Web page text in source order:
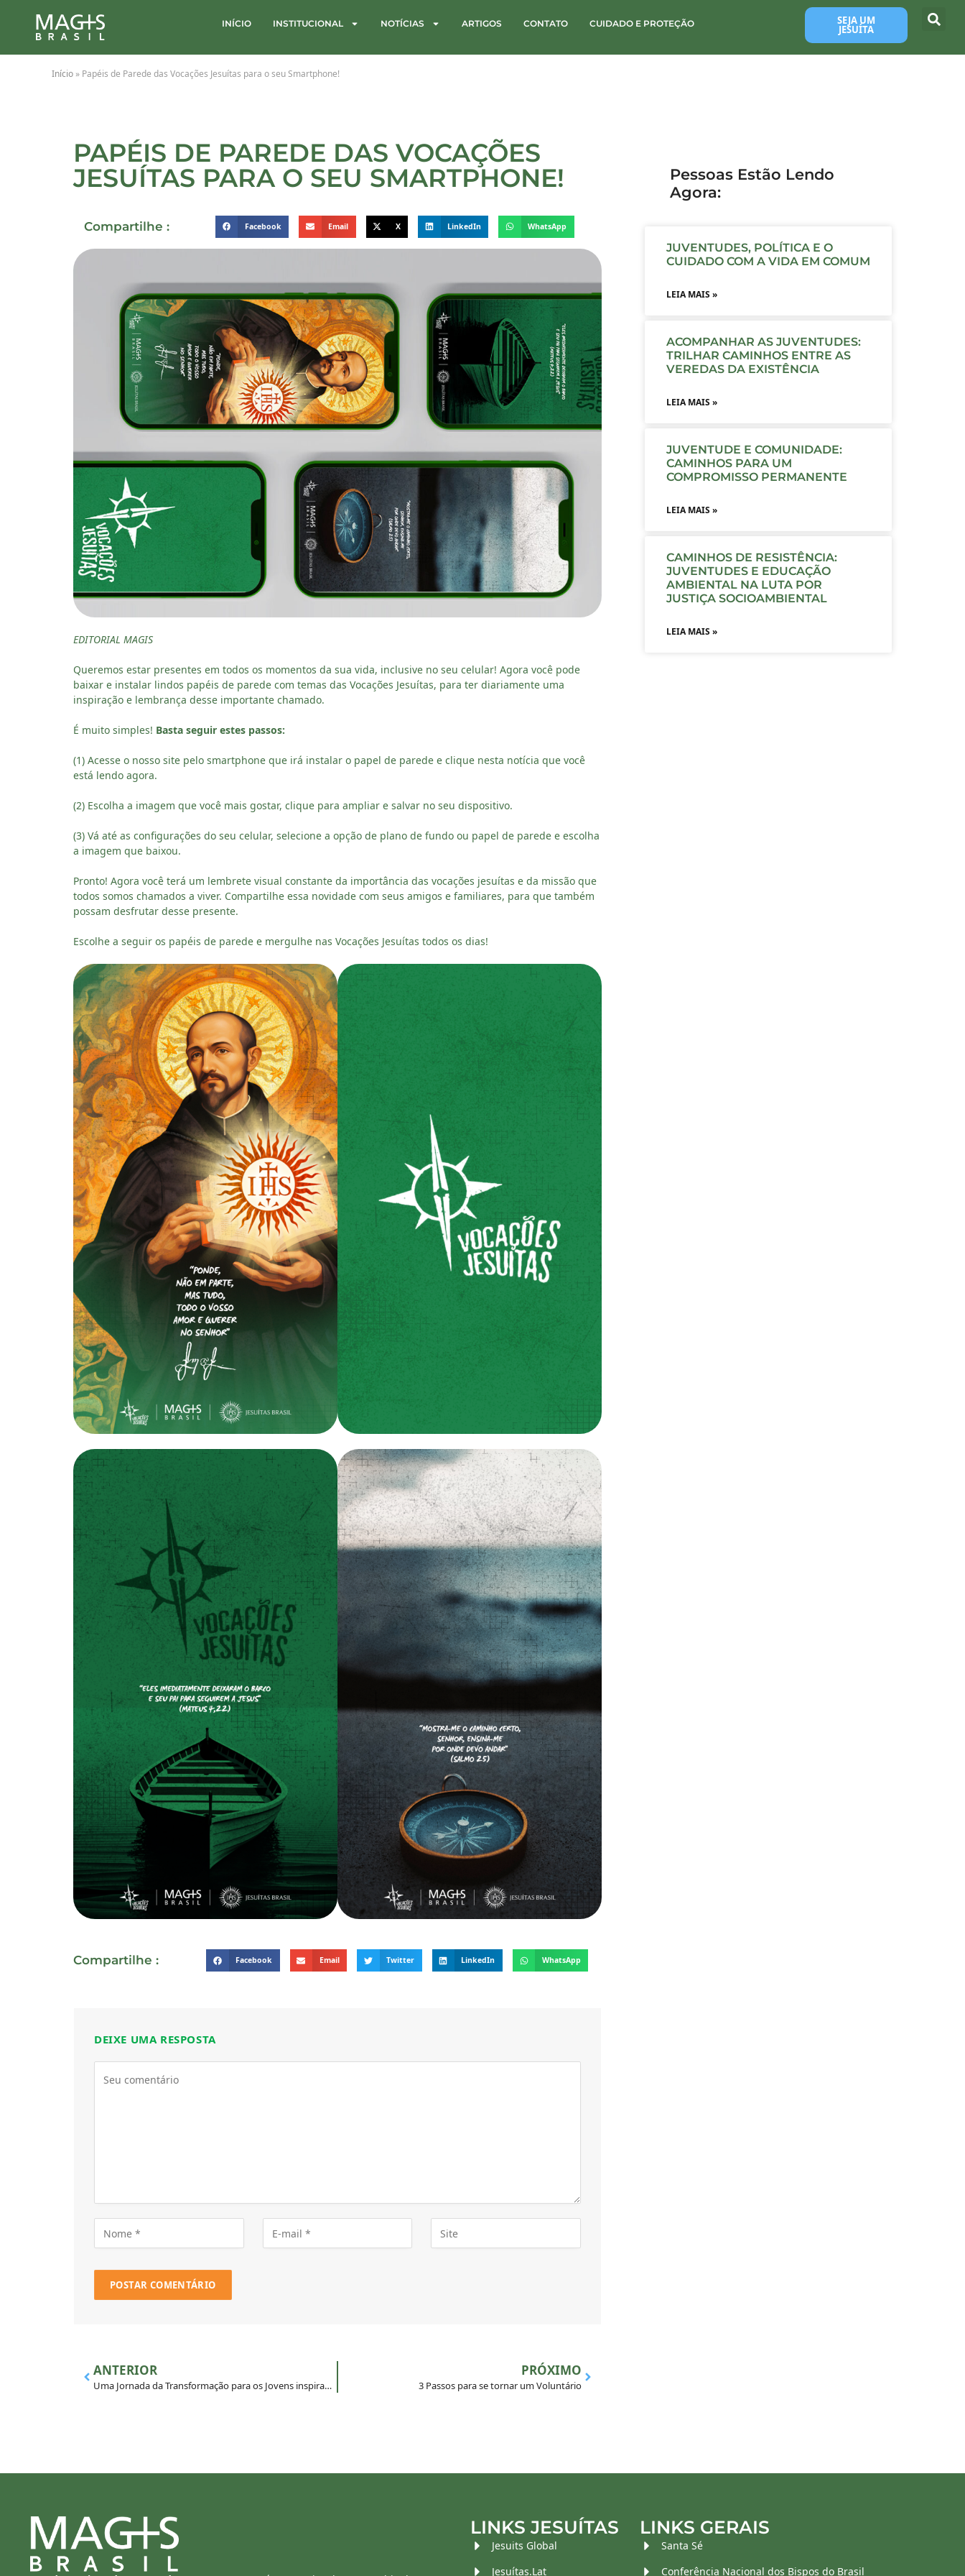
INÍCIO INSTITUCIONAL NOTÍCIAS ARTIGOS CONTATO CUIDADO E PROTEÇÃO SEJA UM
JESUÍTA
Início » Papéis de Parede das Vocações Jesuítas para o seu Smartphone!
PAPÉIS DE PAREDE DAS VOCAÇÕES
JESUÍTAS PARA O SEU SMARTPHONE!
Compartilhe : Facebook Email X LinkedIn WhatsApp
EDITORIAL MAGIS
Queremos estar presentes em todos os momentos da sua vida, inclusive no seu celular! Agora você pode
baixar e instalar lindos papéis de parede com temas das Vocações Jesuítas, para ter diariamente uma
inspiração e lembrança desse importante chamado.
É muito simples! Basta seguir estes passos:
(1) Acesse o nosso site pelo smartphone que irá instalar o papel de parede e clique nesta notícia que você
está lendo agora.
(2) Escolha a imagem que você mais gostar, clique para ampliar e salvar no seu dispositivo.
(3) Vá até as configurações do seu celular, selecione a opção de plano de fundo ou papel de parede e escolha
a imagem que baixou.
Pronto! Agora você terá um lembrete visual constante da importância das vocações jesuítas e da missão que
todos somos chamados a viver. Compartilhe essa novidade com seus amigos e familiares, para que também
possam desfrutar desse presente.
Escolhe a seguir os papéis de parede e mergulhe nas Vocações Jesuítas todos os dias!
Compartilhe : Facebook Email Twitter LinkedIn WhatsApp
DEIXE UMA RESPOSTA
ANTERIOR
Uma Jornada da Transformação para os Jovens inspirada na Espiritualidade Inaciana
PRÓXIMO
3 Passos para se tornar um Voluntário
Pessoas Estão Lendo
Agora:
JUVENTUDES, POLÍTICA E O
CUIDADO COM A VIDA EM COMUM
LEIA MAIS »
ACOMPANHAR AS JUVENTUDES:
TRILHAR CAMINHOS ENTRE AS
VEREDAS DA EXISTÊNCIA
LEIA MAIS »
JUVENTUDE E COMUNIDADE:
CAMINHOS PARA UM
COMPROMISSO PERMANENTE
LEIA MAIS »
CAMINHOS DE RESISTÊNCIA:
JUVENTUDES E EDUCAÇÃO
AMBIENTAL NA LUTA POR
JUSTIÇA SOCIOAMBIENTAL
LEIA MAIS »
LINKS JESUÍTAS
Jesuits Global
Jesuítas.Lat
LINKS GERAIS
Santa Sé
Conferência Nacional dos Bispos do Brasil